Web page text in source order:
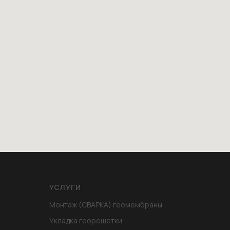
УСЛУГИ
Монтаж (СВАРКА) геомембраны
Укладка георешетки